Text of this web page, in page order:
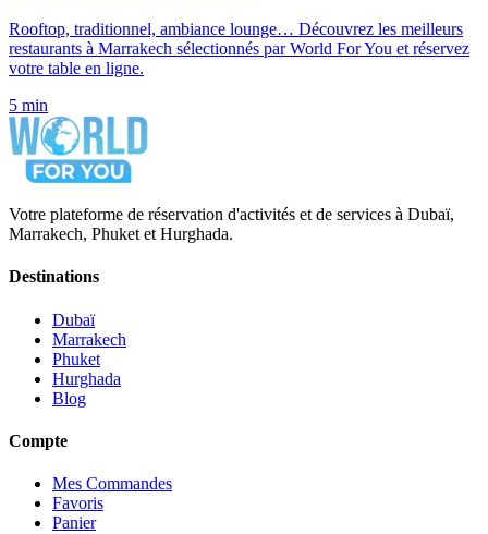
Rooftop, traditionnel, ambiance lounge… Découvrez les meilleurs
restaurants à Marrakech sélectionnés par World For You et réservez
votre table en ligne.
5 min
Votre plateforme de réservation d'activités et de services à Dubaï,
Marrakech, Phuket et Hurghada.
Destinations
Dubaï
Marrakech
Phuket
Hurghada
Blog
Compte
Mes Commandes
Favoris
Panier